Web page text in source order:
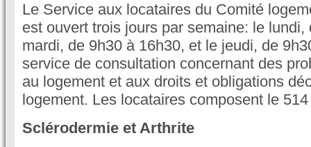
Le Service aux locataires du Comité
est ouvert trois jours par semaine: le
mardi, de 9h30 à 16h30, et le jeudi, de
service de consultation concernant des
au logement et aux droits et obligations
logement. Les locataires composent le
Sclérodermie et Arthrite